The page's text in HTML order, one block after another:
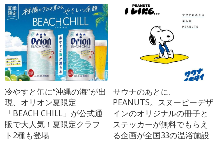
冷やすと缶に“沖縄の海”が出
現、オリオン夏限定
「BEACH CHILL」が公式通
販で大人気！夏限定クラフ
ト2種も登場
サウナのあとに、
PEANUTS。スヌーピーデザ
インのオリジナルの冊子と
ステッカーが無料でもらえ
る企画が全国33の温浴施設